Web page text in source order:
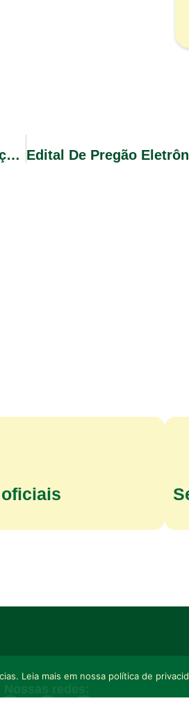
Edital De Pregão Eletrônico Nº 11/2023 – Registro De Preços Para Eventual Aquisição De Materiais Esportivos E Pedagógicos
Leia mais em nossa política de